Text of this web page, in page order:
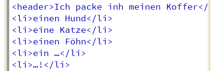
<header>Ich packe inh meinen Koffer</
<li>einen Hund</li>
<li>eine Katze</li>
<li>einen Föhn</li>
<li>ein …</li>
<li>…!</li>